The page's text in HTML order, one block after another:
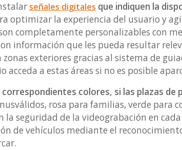
señales digitales que indiquen la
optimizar la experiencia del usuario y
completamente personalizables con
información que les pueda resultar
exteriores gracias al sistema de
acceda a estas áreas si no es posible
colores, si las plazas de
rosa para familias, verde para
la seguridad de la videograbación en
de vehículos mediante el